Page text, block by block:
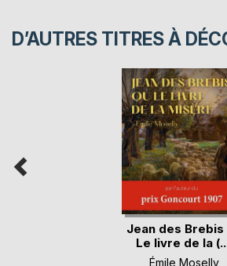
D’AUTRES TITRES À
Jean des Brebis
Le livre de la
Émile Moselly